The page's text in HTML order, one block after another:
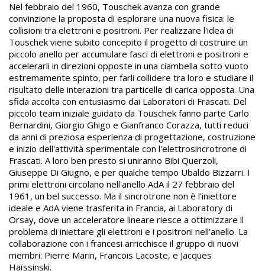
Nel febbraio del 1960, Touschek avanza con grande
convinzione la proposta di esplorare una nuova fisica: le
collisioni tra elettroni e positroni. Per realizzare l'idea di
Touschek viene subito concepito il progetto di costruire un
piccolo anello per accumulare fasci di elettroni e positroni e
accelerarli in direzioni opposte in una ciambella sotto vuoto
estremamente spinto, per farli collidere tra loro e studiare il
risultato delle interazioni tra particelle di carica opposta. Una
sfida accolta con entusiasmo dai Laboratori di Frascati. Del
piccolo team iniziale guidato da Touschek fanno parte Carlo
Bernardini, Giorgio Ghigo e Gianfranco Corazza, tutti reduci
da anni di preziosa esperienza di progettazione, costruzione
e inizio dell'attività sperimentale con l'elettrosincrotrone di
Frascati. A loro ben presto si uniranno Bibi Querzoli,
Giuseppe Di Giugno, e per qualche tempo Ubaldo Bizzarri. I
primi elettroni circolano nell'anello AdA il 27 febbraio del
1961, un bel successo. Ma il sincrotrone non è l'iniettore
ideale e AdA viene trasferita in Francia, ai Laboratory di
Orsay, dove un acceleratore lineare riesce a ottimizzare il
problema di iniettare gli elettroni e i positroni nell'anello. La
collaborazione con i francesi arricchisce il gruppo di nuovi
membri: Pierre Marin, Francois Lacoste, e Jacques
Haïssinski.